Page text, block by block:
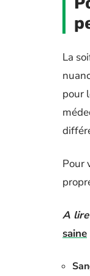
La
pour
Pour
A
saine